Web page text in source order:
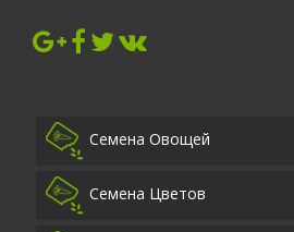
Семена Овощей
Семена Цветов